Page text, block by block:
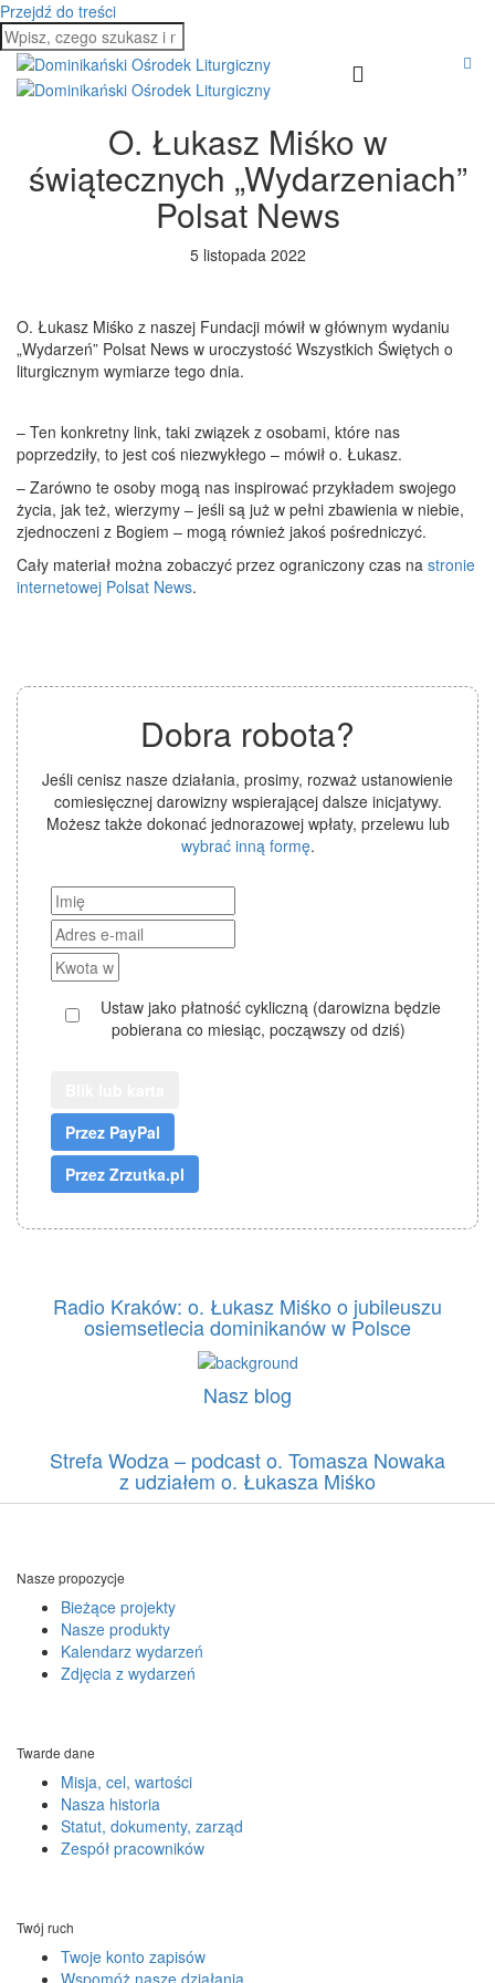
Przejdź do treści
O. Łukasz Miśko w
świątecznych „Wydarzeniach”
Polsat News
5 listopada 2022
O. Łukasz Miśko z naszej Fundacji mówił w głównym wydaniu
„Wydarzeń” Polsat News w uroczystość Wszystkich Świętych o
liturgicznym wymiarze tego dnia.
– Ten konkretny link, taki związek z osobami, które nas
poprzedziły, to jest coś niezwykłego – mówił o. Łukasz.
– Zarówno te osoby mogą nas inspirować przykładem swojego
życia, jak też, wierzymy – jeśli są już w pełni zbawienia w niebie,
zjednoczeni z Bogiem – mogą również jakoś pośredniczyć.
Cały materiał można zobaczyć przez ograniczony czas na stronie
internetowej Polsat News.
Dobra robota?
Jeśli cenisz nasze działania, prosimy, rozważ ustanowienie
comiesięcznej darowizny wspierającej dalsze inicjatywy.
Możesz także dokonać jednorazowej wpłaty, przelewu lub
wybrać inną formę.
Ustaw jako płatność cykliczną (darowizna będzie
pobierana co miesiąc, począwszy od dziś)
Radio Kraków: o. Łukasz Miśko o jubileuszu
osiemsetlecia dominikanów w Polsce
Nasz blog
Strefa Wodza – podcast o. Tomasza Nowaka
z udziałem o. Łukasza Miśko
Nasze propozycje
Bieżące projekty
Nasze produkty
Kalendarz wydarzeń
Zdjęcia z wydarzeń
Twarde dane
Misja, cel, wartości
Nasza historia
Statut, dokumenty, zarząd
Zespół pracowników
Twój ruch
Twoje konto zapisów
Wspomóż nasze działania